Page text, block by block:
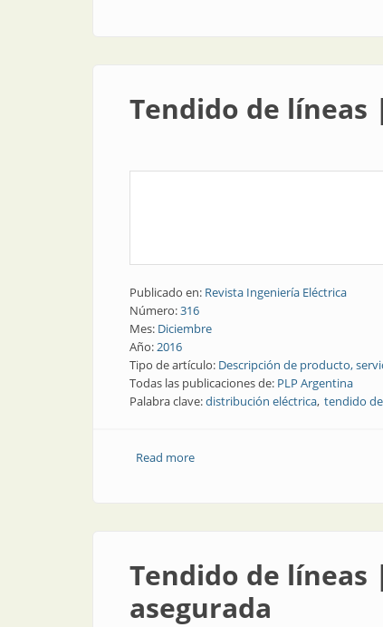
Tendido de líneas
Publicado en: Revista Ingeniería Eléctrica
Número:316
Mes: Diciembre
Año:2016
Tipo de artículo: Descripción de producto,
Todas las publicaciones de: PLP Argentina
Palabra clave:distribución eléctrica tendido
Read moreabout Tendido de líneas | Línea
Tendido de
asegurada